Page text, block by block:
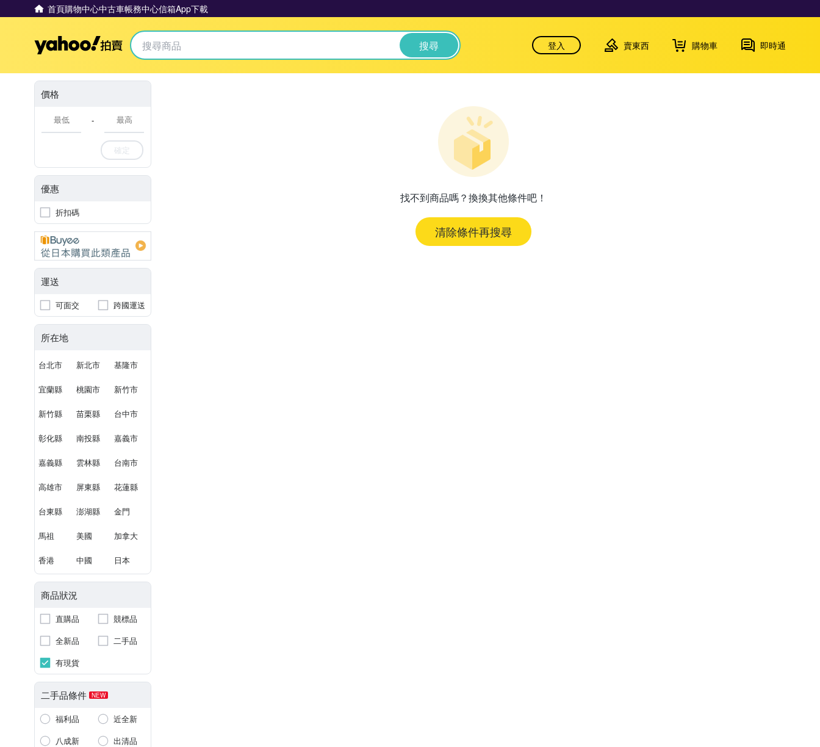
首頁購物中心中古車帳務中心信箱App下載
Yahoo拍賣 搜尋 登入 賣東西 購物車 即時通
價格
-
確定
優惠
折扣碼
運送
可面交 跨國運送
所在地
台北市 新北市 基隆市
宜蘭縣 桃園市 新竹市
新竹縣 苗栗縣 台中市
彰化縣 南投縣 嘉義市
嘉義縣 雲林縣 台南市
高雄市 屏東縣 花蓮縣
台東縣 澎湖縣 金門
馬祖 美國 加拿大
香港 中國 日本
商品狀況
直購品
競標品
全新品
二手品
有現貨
二手品條件 NEW
福利品
近全新
八成新
出清品
找不到商品嗎？換換其他條件吧！
清除條件再搜尋